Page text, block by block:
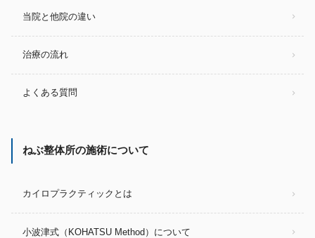
当院と他院の違い
治療の流れ
よくある質問
ねぶ整体所の施術について
カイロプラクティックとは
小波津式（KOHATSU Method）について